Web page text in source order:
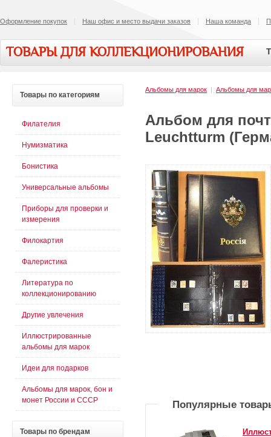
Оформление покупок Наш офис и место выдачи заказов Наша команда
ТОВАРЫ ДЛЯ КОЛЛЕКЦИОНИРОВАНИЯ
Альбомы для марок | Альбомы для
Альбом для
Leuchtturm
Популярные
Товары по категориям
Филателия
Нумизматика
Бонистика
Универсальные альбомы
Приборы для проверки и
измерения
Филокартия
Фалеристика
Литература по
коллекционированию
Другие увлечения
Иллюстрированные
альбомы для марок
Идеи для подарков
Альбомы для марок, бон и
монет России и СССР
Товары по брендам